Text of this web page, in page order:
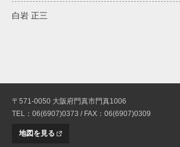
白岩 正三
〒571-0050 大阪府門真市門真1006
TEL：06(6907)0373 / FAX：06(6907)0309
地図を見る